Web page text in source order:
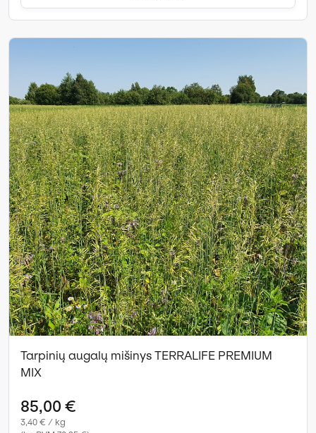
Tarpinių augalų mišinys TERRALIFE PREMIUM
MIX
85,00 €
3,40 € / kg